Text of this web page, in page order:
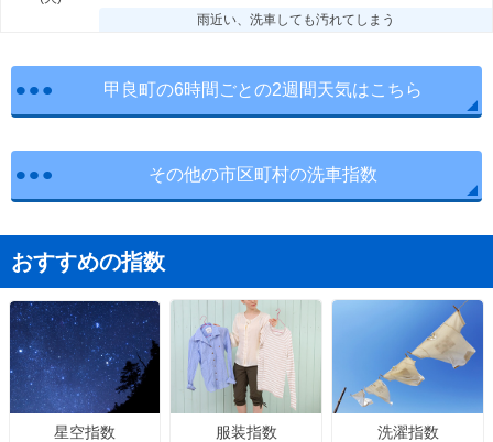
雨近い、洗車しても汚れてしまう
甲良町の6時間ごとの2週間天気はこちら
その他の市区町村の洗車指数
おすすめの指数
星空指数 服装指数 洗濯指数